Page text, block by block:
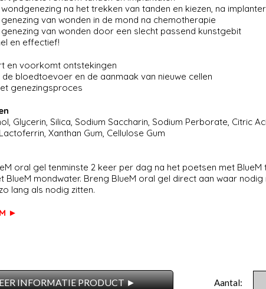
na het trekken van tanden en kiezen, na
van wonden in de mond na chemotherapie
van wonden door een slecht passend kunstgebit
en effectief!
en voorkomt ontstekingen
de bloedtoevoer en de aanmaak van nieuwe cellen
genezingsproces
Glycerin, Silica, Sodium Saccharin, Sodium Perborate, Citric
Xanthan Gum, Cellulose Gum
oral gel tenminste 2 keer per dag na het poetsen met
BlueM mondwater. Breng BlueM oral gel direct aan waar
lang als nodig zitten.
►
Aantal:
INFORMATIE PRODUCT ►